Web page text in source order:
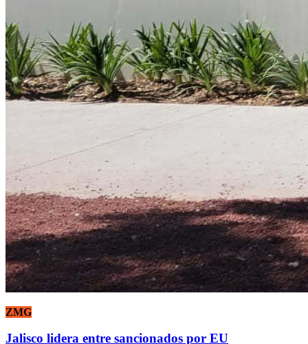
ZMG
Jalisco lidera entre sancionados por EU